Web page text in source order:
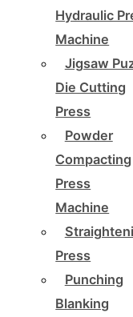
Hydraulic
Machine
Jigsaw
Die Cutting
Press
Powder
Compacting
Press
Machine
Press
Punching
Blanking